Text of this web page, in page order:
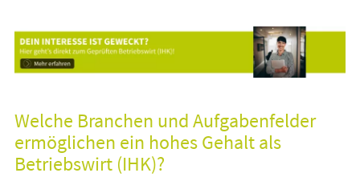
Welche Branchen und Aufgabenfelder
ermöglichen ein hohes Gehalt als
Betriebswirt (IHK)?